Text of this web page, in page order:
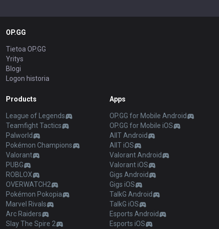
OP.GG
Tietoa OP.GG
Yritys
Blogi
Logon historia
Products
League of Legends
Teamfight Tactics
Palworld
Pokémon Champions
Valorant
PUBG
ROBLOX
OVERWATCH2
Pokémon Pokopia
Marvel Rivals
Arc Raiders
Slay The Spire 2
Apps
OP.GG for Mobile Android
OP.GG for Mobile iOS
AllT Android
AllT iOS
Valorant Android
Valorant iOS
Gigs Android
Gigs iOS
TalkG Android
TalkG iOS
Esports Android
Esports iOS